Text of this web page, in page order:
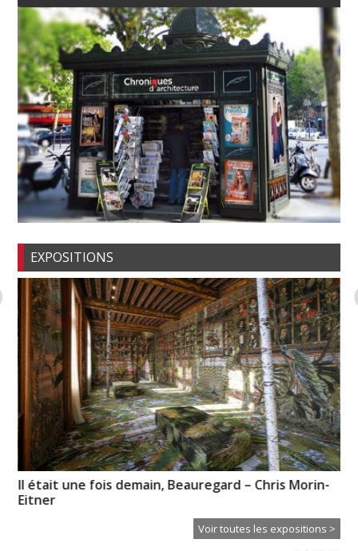
EXPOSITIONS
Il était une fois demain, Beauregard – Chris Morin-
Eitner
Voir toutes les expositions >